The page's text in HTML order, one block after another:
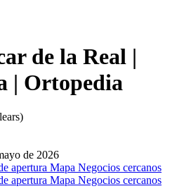
de la Real |
| Ortopedia
de 2026
apertura Mapa Negocios cercanos
apertura Mapa Negocios cercanos